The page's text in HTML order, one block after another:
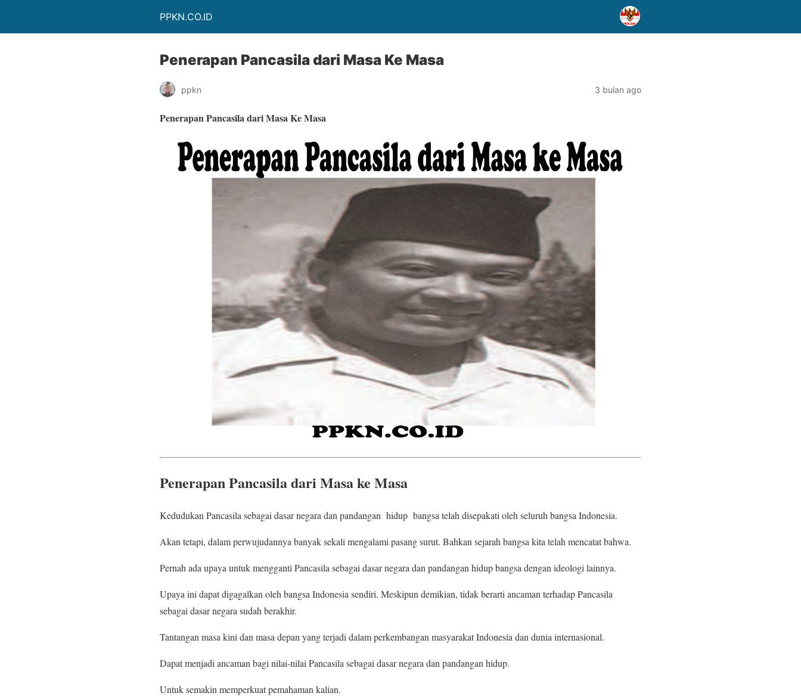
PPKN.CO.ID
Penerapan Pancasila dari Masa Ke Masa
ppkn 3 bulan ago
Penerapan Pancasila dari Masa Ke Masa
Penerapan Pancasila dari Masa ke Masa
Kedudukan Pancasila sebagai dasar negara dan pandangan hidup bangsa telah disepakati oleh seluruh bangsa Indonesia.
Akan tetapi, dalam perwujudannya banyak sekali mengalami pasang surut. Bahkan sejarah bangsa kita telah mencatat bahwa.
Pernah ada upaya untuk mengganti Pancasila sebagai dasar negara dan pandangan hidup bangsa dengan ideologi lainnya.
Upaya ini dapat digagalkan oleh bangsa Indonesia sendiri. Meskipun demikian, tidak berarti ancaman terhadap Pancasila
sebagai dasar negara sudah berakhir.
Tantangan masa kini dan masa depan yang terjadi dalam perkembangan masyarakat Indonesia dan dunia internasional.
Dapat menjadi ancaman bagi nilai-nilai Pancasila sebagai dasar negara dan pandangan hidup.
Untuk semakin memperkuat pemahaman kalian.